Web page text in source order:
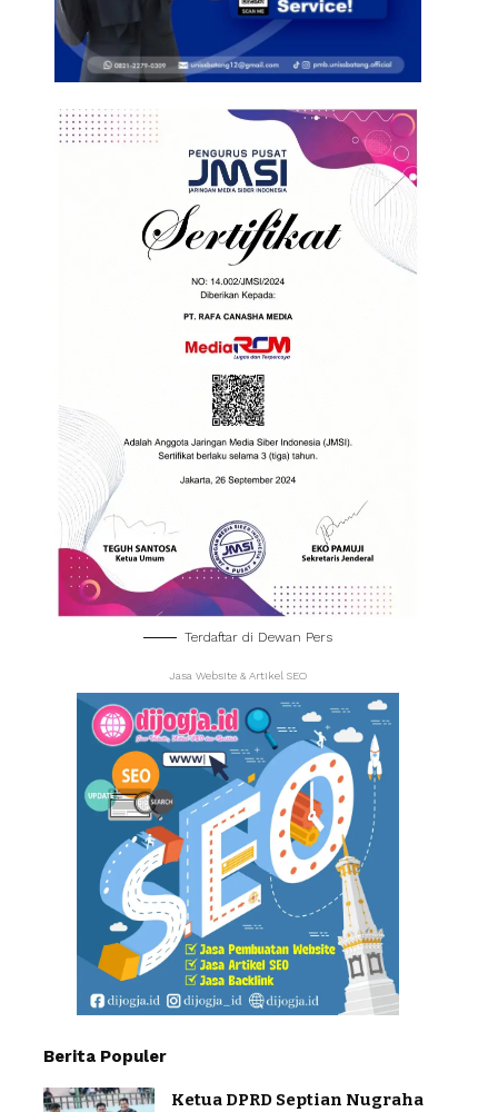
Terdaftar di Dewan Pers
Jasa Website & Artikel SEO
Berita Populer
Ketua DPRD Septian Nugraha